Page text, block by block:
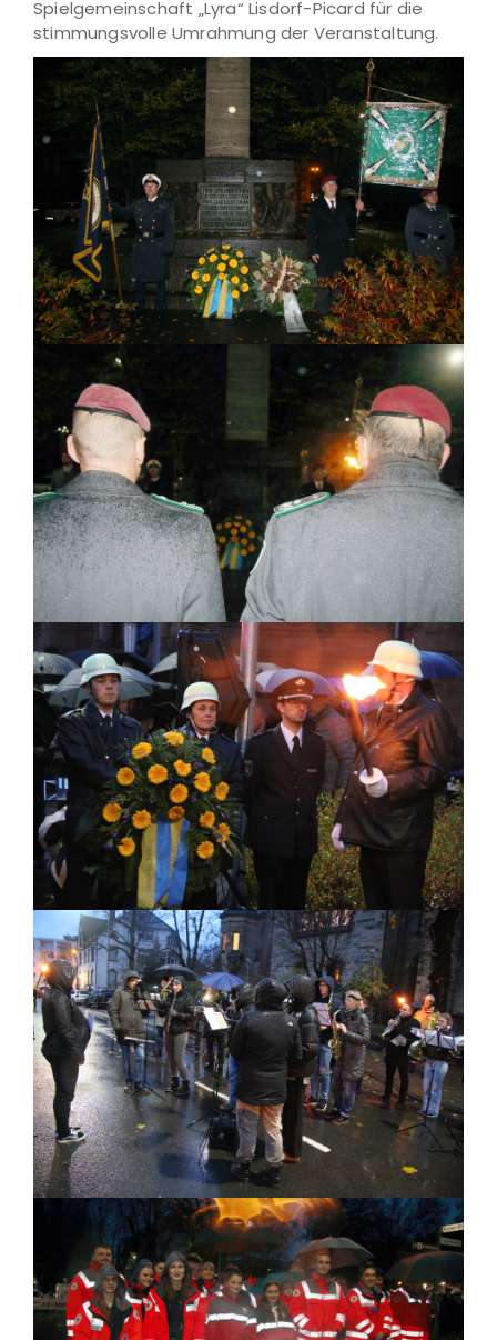
Spielgemeinschaft „Lyra“ Lisdorf-Picard für die
stimmungsvolle Umrahmung der Veranstaltung.